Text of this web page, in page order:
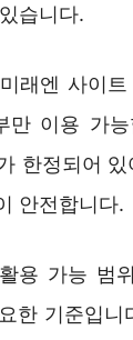
습니다.
래엔 사이
만 이용 가
한정되어
안전합니다.
용 가능 범
한 기준입